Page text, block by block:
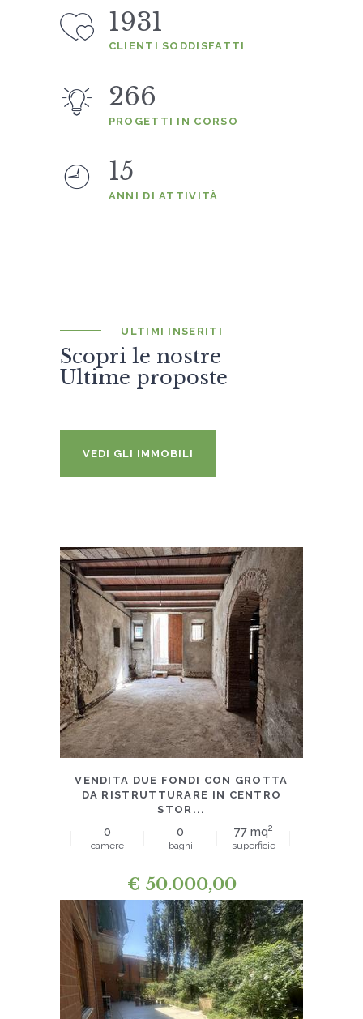
1931
CLIENTI SODDISFATTI
266
PROGETTI IN CORSO
15
ANNI DI ATTIVITÀ
ULTIMI INSERITI
Scopri le nostre
Ultime proposte
VEDI GLI IMMOBILI
APPARTAMENTI
VENDITA DUE FONDI CON GROTTA
DA RISTRUTTURARE IN CENTRO
STOR...
0
camere
0
bagni
77 mq2
superficie
€ 50.000,00